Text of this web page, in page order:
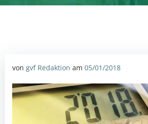
von gvf Redaktion am 05/01/2018